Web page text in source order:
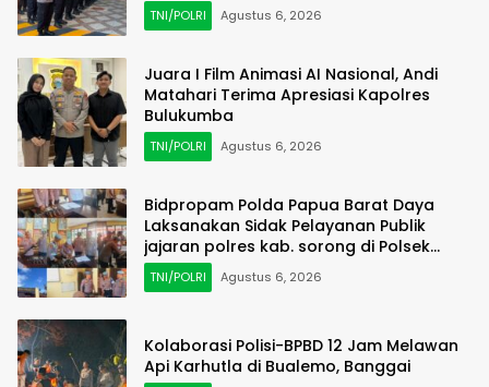
TNI/POLRI Agustus 6, 2026
Juara I Film Animasi AI Nasional, Andi
Matahari Terima Apresiasi Kapolres
Bulukumba
TNI/POLRI Agustus 6, 2026
Bidpropam Polda Papua Barat Daya
Laksanakan Sidak Pelayanan Publik
jajaran polres kab. sorong di Polsek
Salawati
TNI/POLRI Agustus 6, 2026
Kolaborasi Polisi-BPBD 12 Jam Melawan
Api Karhutla di Bualemo, Banggai